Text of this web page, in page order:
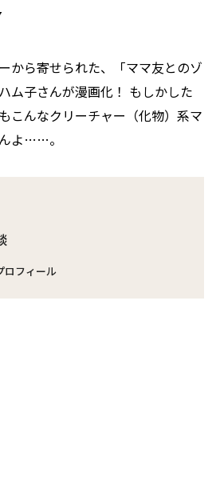
から寄せられた、「ママ友とのゾ
ム子さんが漫画化！ もしかした
こんなクリーチャー（化物）系マ
よ……。
ロフィール